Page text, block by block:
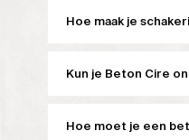
Hoe maak je
Kun je Beton Cire
Hoe moet je een